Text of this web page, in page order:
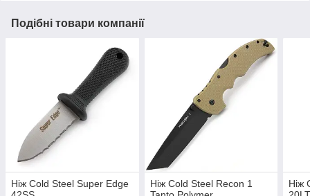
Подібні товари компанії
Ніж Cold Steel Super Edge
Ніж Cold Steel Recon 1
Ніж